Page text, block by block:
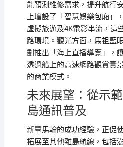
能預測維修需求，提升航行
上增設了「智慧娛樂包廂」
虛擬旅遊及4K電影串流，這
路環境。觀光方面，馬祖藍
劃推出「海上直播導覽」，
透過船上的高速網路觀賞實
的商業模式。
未來展望：從示
島通訊普及
新臺馬輪的成功經驗，正促
拓展至其他離島航線，包括